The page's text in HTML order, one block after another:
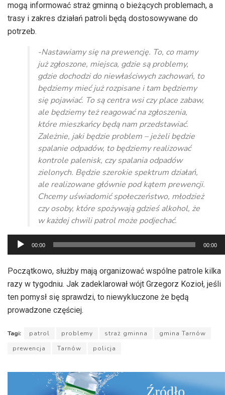
mogą informować straż gminną o bieżących problemach, a
trasy i zakres działań patroli będą dostosowywane do
potrzeb.
-Nastawiamy się na prewencję. To, co mamy
już zgłoszone, miejsca, gdzie są problemy,
gdzie dochodzi do niewłaściwych zachowań, to
będziemy mieć już rozpisane i tam będziemy
się pojawiać. To są centra wsi czy place zabaw,
ale będziemy też reagować na zgłoszenia,
które mieszkańcy będą nam przedstawiać.
Zależnie, jaki będzie problem – jeżeli będzie
spalanie odpadów, to będziemy realizować
kontrole palenisk, czy spalania odpadów
zielonych. Będzie szerokie spektrum działań,
ale realizowane głównie pod kątem prewencji.
Chcemy uświadomić społeczeństwo, młodzież
czy osoby, które spożywają gdzieś alkohol, że
w każdej chwili patrol może podjechać.
Odtwarzacz
plików
dźwiękowych
00:00 00:00
Początkowo, służby mają organizować wspólne patrole kilka
razy w tygodniu. Jak zadeklarował wójt Grzegorz Kozioł, jeśli
ten pomysł się sprawdzi, to niewykluczone że będą
prowadzone częściej.
Tagi: patrol problemy straż gminna
gmina Tarnów
prewencja
Tarnów policja